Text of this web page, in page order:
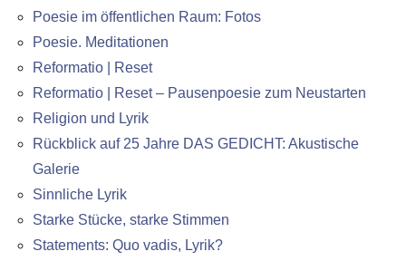
Poesie im öffentlichen Raum: Fotos
Poesie. Meditationen
Reformatio | Reset
Reformatio | Reset – Pausenpoesie zum Neustarten
Religion und Lyrik
Rückblick auf 25 Jahre DAS GEDICHT: Akustische
Galerie
Sinnliche Lyrik
Starke Stücke, starke Stimmen
Statements: Quo vadis, Lyrik?